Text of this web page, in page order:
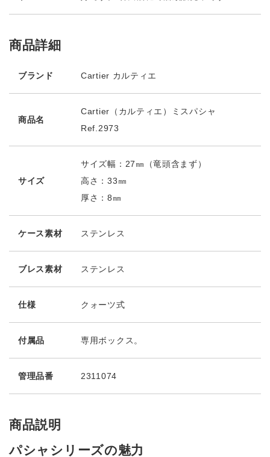
商品詳細
ブランド Cartier カルティエ
商品名
Cartier（カルティエ）ミスパシャ
Ref.2973
サイズ
サイズ幅：27㎜（竜頭含まず）
高さ：33㎜
厚さ：8㎜
ケース素材 ステンレス
ブレス素材 ステンレス
仕様 クォーツ式
付属品 専用ボックス。
管理品番 2311074
商品説明
パシャシリーズの魅力